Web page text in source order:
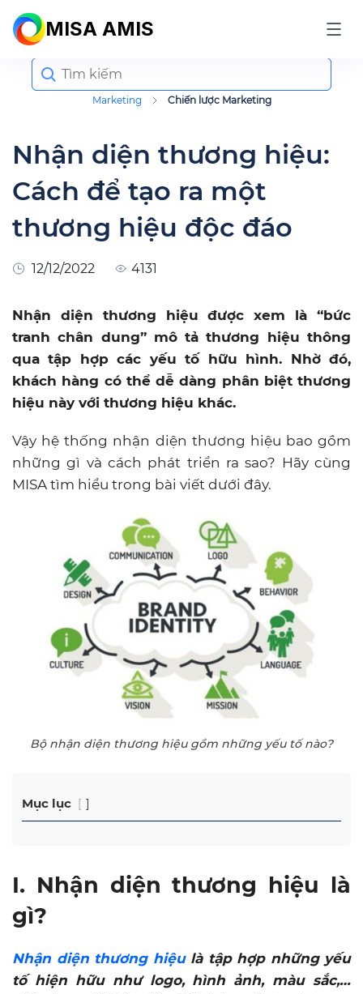
MISA AMIS
Marketing Chiến lược Marketing
Search
for:
Nhận diện thương hiệu:
Cách để tạo ra một
thương hiệu độc đáo
12/12/2022 4131
Nhận diện thương hiệu được xem là “bức
tranh chân dung” mô tả thương hiệu thông
qua tập hợp các yếu tố hữu hình. Nhờ đó,
khách hàng có thể dễ dàng phân biệt thương
hiệu này với thương hiệu khác.
Vậy hệ thống nhận diện thương hiệu bao gồm
những gì và cách phát triển ra sao? Hãy cùng
MISA tìm hiểu trong bài viết dưới đây.
Bộ nhận diện thương hiệu gồm những yếu tố nào?
Mục lục
I. Nhận diện thương hiệu là
gì?
Nhận diện thương hiệulà tập hợp những yếu
tố hiện hữu như logo, hình ảnh, màu sắc,…